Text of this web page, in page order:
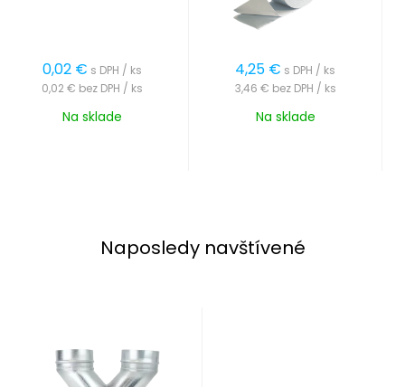
0,02 € s DPH / ks
0,02 € bez DPH / ks
Na sklade
4,25 € s DPH / ks
3,46 € bez DPH / ks
Na sklade
Naposledy navštívené